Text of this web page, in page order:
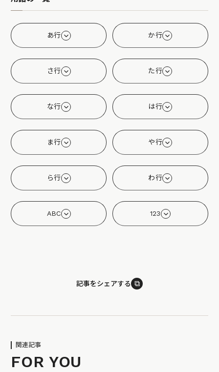
あ行 か行
さ行 た行
な行 は行
ま行 や行
ら行 わ行
ABC 123
記事をシェアする ⧉
関連記事
FOR YOU